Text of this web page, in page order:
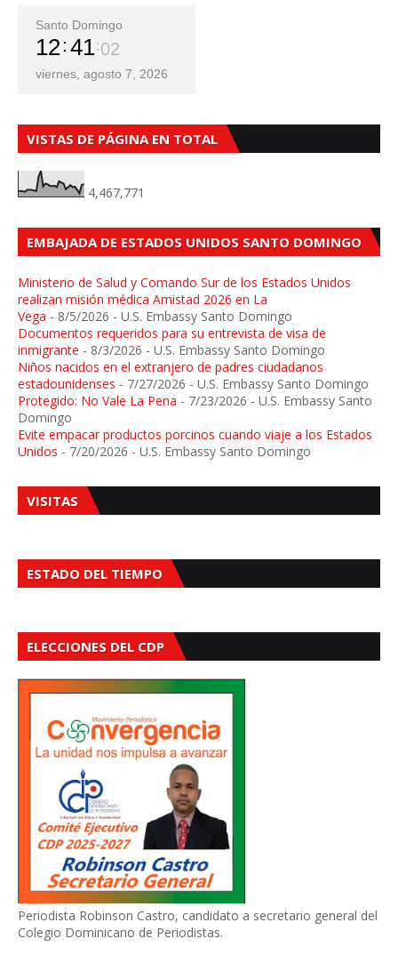
Santo Domingo
12 41 03
viernes, agosto 7, 2026
VISTAS DE PÁGINA EN TOTAL
4,467,771
EMBAJADA DE ESTADOS UNIDOS SANTO DOMINGO
Ministerio de Salud y Comando Sur de los Estados Unidos
realizan misión médica Amistad 2026 en La
Vega - 8/5/2026 - U.S. Embassy Santo Domingo
Documentos requeridos para su entrevista de visa de
inmigrante - 8/3/2026 - U.S. Embassy Santo Domingo
Niños nacidos en el extranjero de padres ciudadanos
estadounidenses - 7/27/2026 - U.S. Embassy Santo Domingo
Protegido: No Vale La Pena - 7/23/2026 - U.S. Embassy Santo
Domingo
Evite empacar productos porcinos cuando viaje a los Estados
Unidos - 7/20/2026 - U.S. Embassy Santo Domingo
VISITAS
ESTADO DEL TIEMPO
ELECCIONES DEL CDP
Periodista Robinson Castro, candidato a secretario general del
Colegio Dominicano de Periodistas.